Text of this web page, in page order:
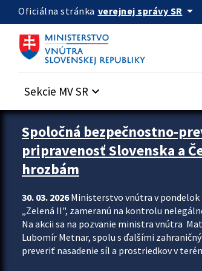
Preskocit na hlavný obsah
Oficiálna stránka verejnej správy SR arrow_drop_down
Sekcie MV SR keyboard_arrow_down
Zastavit automatický posun upútavok
Spoločná bezpečnostno-
pripravenosť Slovenska a
hrozbám
30. 03. 2026Ministerstvo vnútra v pondelok
„Zelená II", zameranú na kontrolu
Na akcii sa na pozvanie ministra vnútra
Lubomír Metnar, spolu s ďalšími
preveriť nasadenie síl a prostriedkov v